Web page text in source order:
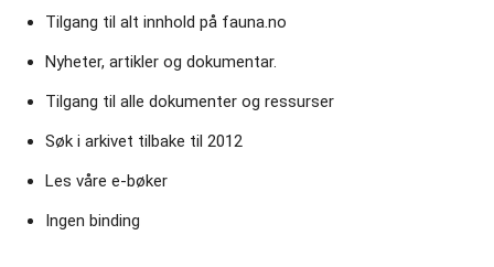
Tilgang til alt innhold på fauna.no
Nyheter, artikler og dokumentar.
Tilgang til alle dokumenter og ressurser
Søk i arkivet tilbake til 2012
Les våre e‑bøker
Ingen binding